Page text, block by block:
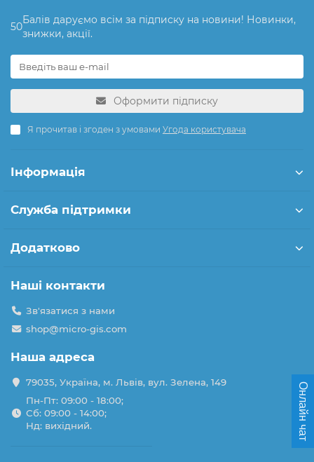
50
Балів даруємо всім за підписку на новини! Новинки,
знижки, акції.
Оформити підписку
Я прочитав і згоден з умовами Угода користувача
Інформація
Служба підтримки
Додатково
Наші контакти
Зв'язатися з нами
shop@micro-gis.com
Наша адреса
79035, Україна, м. Львів, вул. Зелена, 149
Пн-Пт: 09:00 - 18:00;
Сб: 09:00 - 14:00;
Нд: вихідний.
Онлайн чат